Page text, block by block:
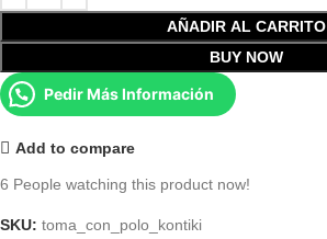
AÑADIR AL CARRITO
BUY NOW
Pedir Más Información
Add to compare
6 People watching this product now!
SKU: toma_con_polo_kontiki